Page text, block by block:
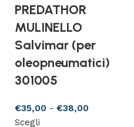
PREDATHOR
MULINELLO
Salvimar (per
oleopneumatici)
301005
€35,00 - €38,00
Scegli